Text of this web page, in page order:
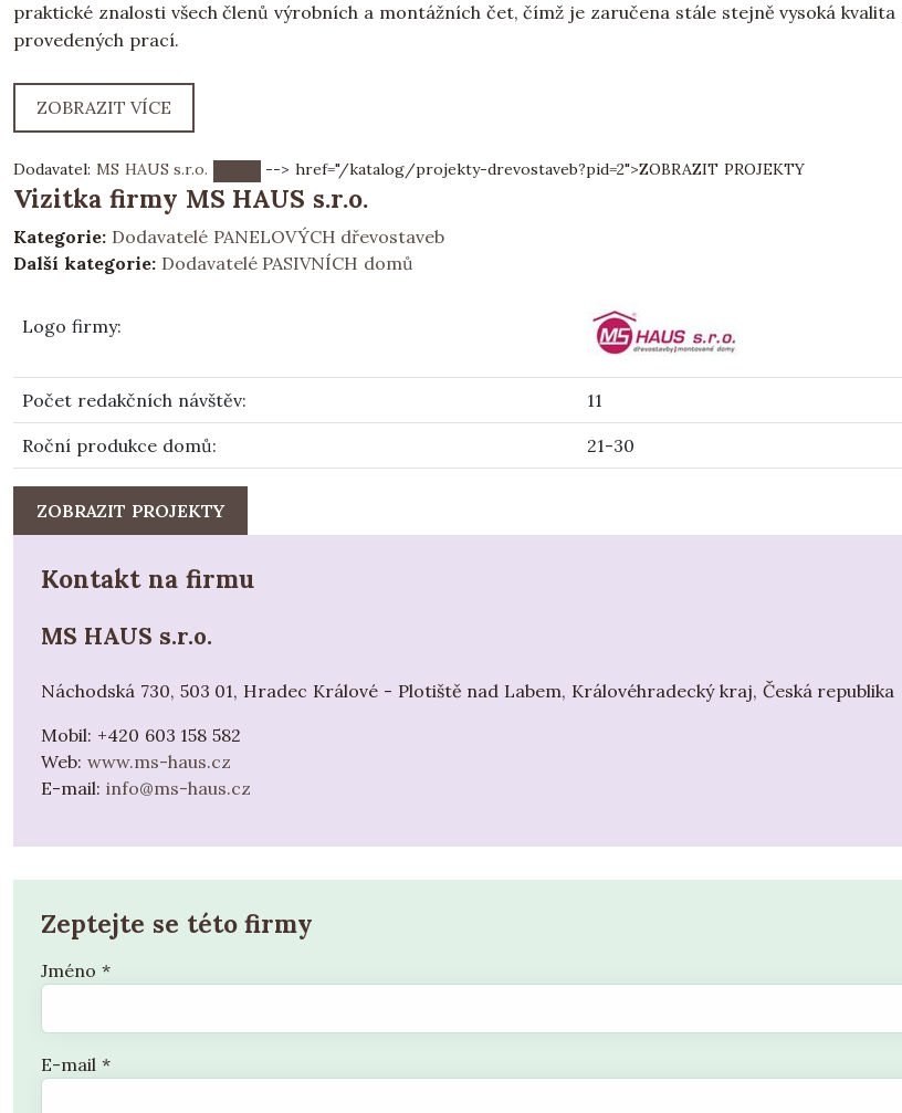
praktické znalosti všech členů výrobních a montážních čet, čímž je zaručena stále stejně vysoká kvalita
provedených prací.
ZOBRAZIT VÍCE
Dodavatel: MS HAUS s.r.o. --> href="/katalog/projekty-drevostaveb?pid=2">ZOBRAZIT PROJEKTY
Vizitka firmy MS HAUS s.r.o.
Kategorie: Dodavatelé PANELOVÝCH dřevostaveb
Další kategorie: Dodavatelé PASIVNÍCH domů
Logo firmy:
Počet redakčních návštěv: 11
Roční produkce domů: 21-30
ZOBRAZIT PROJEKTY
Kontakt na firmu
MS HAUS s.r.o.
Náchodská 730, 503 01, Hradec Králové - Plotiště nad Labem, Královéhradecký kraj, Česká republika
Mobil: +420 603 158 582
Web: www.ms-haus.cz
E-mail: info@ms-haus.cz
Zeptejte se této firmy
Jméno *
E-mail *